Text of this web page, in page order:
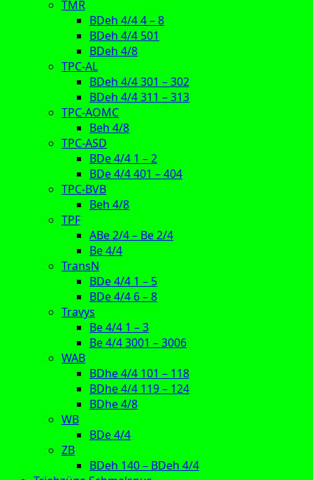
TMR
BDeh 4/4 4 – 8
BDeh 4/4 501
BDeh 4/8
TPC-AL
BDeh 4/4 301 – 302
BDeh 4/4 311 – 313
TPC-AOMC
Beh 4/8
TPC-ASD
BDe 4/4 1 – 2
BDe 4/4 401 – 404
TPC-BVB
Beh 4/8
TPF
ABe 2/4 – Be 2/4
Be 4/4
TransN
BDe 4/4 1 – 5
BDe 4/4 6 – 8
Travys
Be 4/4 1 – 3
Be 4/4 3001 – 3006
WAB
BDhe 4/4 101 – 118
BDhe 4/4 119 – 124
BDhe 4/8
WB
BDe 4/4
ZB
BDeh 140 – BDeh 4/4